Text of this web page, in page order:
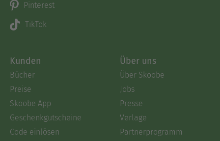
Pinterest
TikTok
Kunden
Bücher
Preise
Skoobe App
Geschenkgutscheine
Code einlösen
Über uns
Über Skoobe
Jobs
Presse
Verlage
Partnerprogramm